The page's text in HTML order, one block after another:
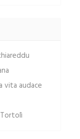
vita audace